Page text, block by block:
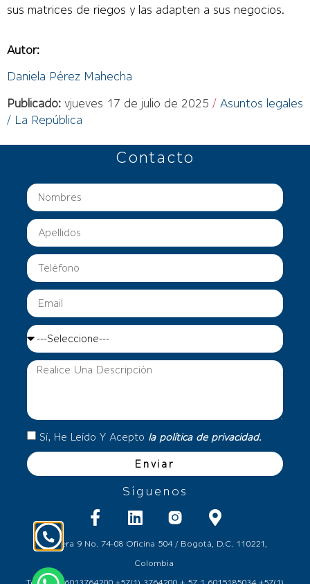
sus matrices de riegos y las adapten a sus negocios.
Autor:
Daniela Pérez Mahecha
Publicado: vjueves 17 de julio de 2025 / Asuntos legales
/ La República
Contacto
Sí, He Leído Y Acepto la política de privacidad.
Enviar
Síguenos
Carrera 9 No. 74-08 Oficina 504 / Bogotá, D.C. 110221,
Colombia